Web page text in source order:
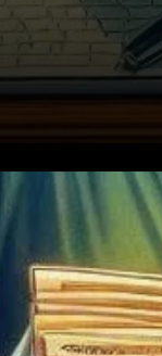
Javon
sur